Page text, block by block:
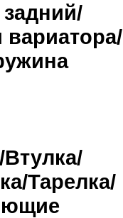
Тарелка/